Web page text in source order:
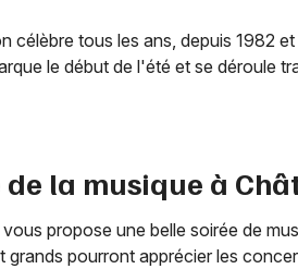
célèbre tous les ans, depuis 1982
le début de l'été et se déroule
la musique à
vous propose une belle soirée de
pourront apprécier les